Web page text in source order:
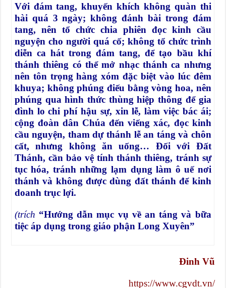
Với đám tang, khuyến khích không quàn thi
hài quá 3 ngày; không đánh bài trong đám
tang, nên tổ chức chia phiên đọc kinh cầu
nguyện cho người quá cố; không tổ chức trình
diễn ca hát trong đám tang, để tạo bầu khí
thánh thiêng có thể mở nhạc thánh ca nhưng
nên tôn trọng hàng xóm đặc biệt vào lúc đêm
khuya; không phúng điếu bằng vòng hoa, nên
phúng qua hình thức thùng hiệp thông để gia
đình lo chi phí hậu sự, xin lễ, làm việc bác ái;
cộng đoàn dân Chúa đến viếng xác, đọc kinh
cầu nguyện, tham dự thánh lễ an táng và chôn
cất, nhưng không ăn uống… Đối với Đất
Thánh, cần bảo vệ tính thánh thiêng, tránh sự
tục hóa, tránh những lạm dụng làm ô uế nơi
thánh và không được dùng đất thánh để kinh
doanh trục lợi.
(trích “Hướng dẫn mục vụ về an táng và bữa
tiệc áp dụng trong giáo phận Long Xuyên”
Đinh Vũ
https://www.cgvdt.vn/